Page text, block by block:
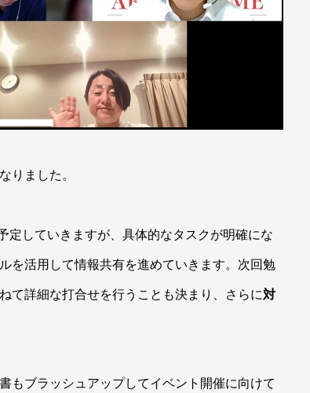
りました。
定していきますが、具体的なタスクが明確にな
を活用して情報共有を進めていきます。次回勉
て詳細な打合せを行うことも決まり、さらに対
もブラッシュアップしてイベント開催に向けて